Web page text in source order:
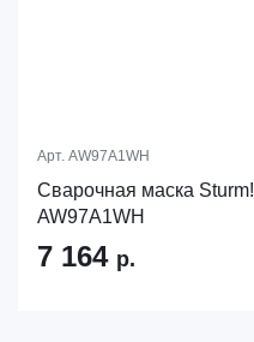
Арт. AW97A1WH
Сварочная маска Sturm!
AW97A1WH
7 164 р.